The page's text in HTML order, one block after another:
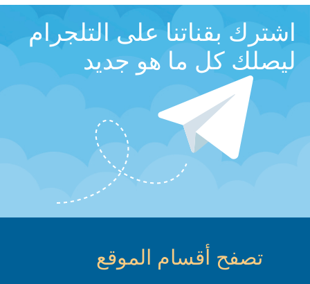
اشترك بقناتنا على التلجرام
ليصلك كل ما هو جديد
تصفح أقسام الموقع